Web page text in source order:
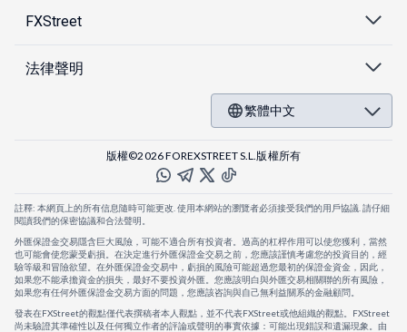
FXStreet
法律聲明
繁體中文
版權©2026 FOREXSTREET S.L.版權所有
註釋: 本網頁上的所有信息隨時可能更改. 使用本網站的瀏覽者必須接受我們的用戶協議. 請仔細
閱讀我們的保密協議和合法聲明。
外匯保證金交易隱含巨大風險，可能不適合所有投資者。過高的杠桿作用可以使您獲利，當然
也可能會使您蒙受虧損。在決定進行外匯保證金交易之前，您應該謹慎考慮您的投資目的，經
驗等級和冒險欲望。在外匯保證金交易中，虧損的風險可能超過您最初的保證金資金，因此，
如果您不能承擔資金的損失，最好不要投資外匯。您應該明白與外匯交易相關聯的所有風險，
如果您有任何外匯保證金交易方面的問題，您應該咨詢與自己無利益關系的金融顧問。
發表在FXStreet的觀點僅代表撰稿者本人觀點，並不代表FXStreet或他組織的觀點。FXStreet
尚未驗證其準確性以及任何獨立作者的評論或聲明的事實依據：可能出現錯誤和遺漏現象。由